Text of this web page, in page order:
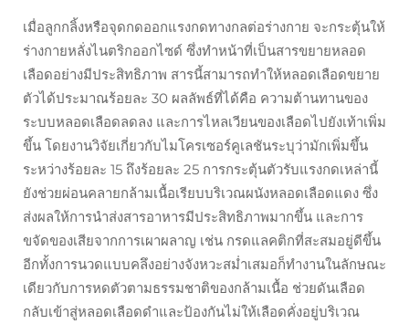
เมื่อลูกกลิ้งหรือจุดกดออกแรงกดทางกลต่อร่างกาย จะกระตุ้นให้
ร่างกายหลั่งไนตริกออกไซด์ ซึ่งทำหน้าที่เป็นสารขยายหลอด
เลือดอย่างมีประสิทธิภาพ สารนี้สามารถทำให้หลอดเลือดขยาย
ตัวได้ประมาณร้อยละ 30 ผลลัพธ์ที่ได้คือ ความต้านทานของ
ระบบหลอดเลือดลดลง และการไหลเวียนของเลือดไปยังเท้าเพิ่ม
ขึ้น โดยงานวิจัยเกี่ยวกับไมโครเซอร์คูเลชันระบุว่ามักเพิ่มขึ้น
ระหว่างร้อยละ 15 ถึงร้อยละ 25 การกระตุ้นตัวรับแรงกดเหล่านี้
ยังช่วยผ่อนคลายกล้ามเนื้อเรียบบริเวณผนังหลอดเลือดแดง ซึ่ง
ส่งผลให้การนำส่งสารอาหารมีประสิทธิภาพมากขึ้น และการ
ขจัดของเสียจากการเผาผลาญ เช่น กรดแลคติกที่สะสมอยู่ดีขึ้น
อีกทั้งการนวดแบบคลึงอย่างจังหวะสม่ำเสมอก็ทำงานในลักษณะ
เดียวกับการหดตัวตามธรรมชาติของกล้ามเนื้อ ช่วยดันเลือด
กลับเข้าสู่หลอดเลือดดำและป้องกันไม่ให้เลือดคั่งอยู่บริเวณ